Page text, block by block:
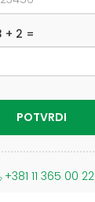
+ 2 =
+381 11 365 00 22